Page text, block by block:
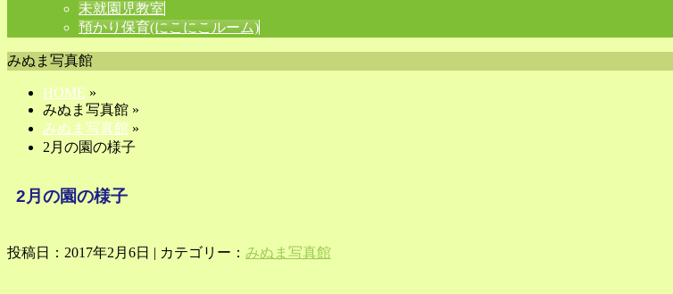
未就園児教室
預かり保育(にこにこルーム)
みぬま写真館
HOME »
みぬま写真館 »
みぬま写真館 »
2月の園の様子
2月の園の様子
投稿日：2017年2月6日 | カテゴリー： みぬま写真館